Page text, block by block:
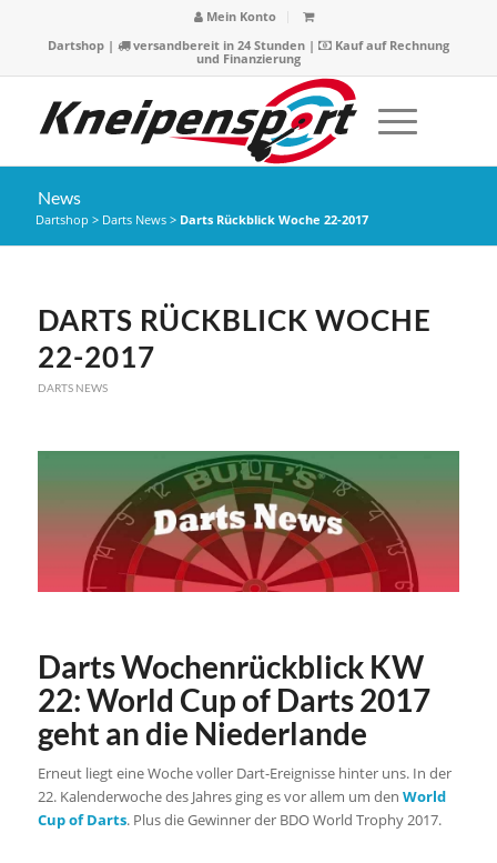
Mein Konto
Dartshop| versandbereit in 24 Stunden |
Kauf auf Rechnung
und Finanzierung
News
Dartshop > Darts News> Darts Rückblick Woche 22-2017
DARTS RÜCKBLICK WOCHE
22-2017
DARTS NEWS
Darts Wochenrückblick KW
22: World Cup of Darts 2017
geht an die Niederlande
Erneut liegt eine Woche voller Dart-Ereignisse hinter uns. In der
22. Kalenderwoche des Jahres ging es vor allem um den World
Cup of Darts. Plus die Gewinner der BDO World Trophy 2017.